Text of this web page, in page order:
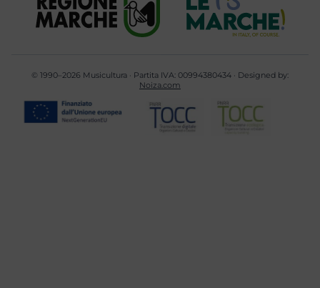
© 1990–2026 Musicultura · Partita IVA: 00994380434 · Designed by:
Noiza.com